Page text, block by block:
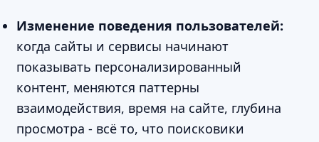
Изменение поведения пользователей:
когда сайты и сервисы начинают
показывать персонализированный
контент, меняются паттерны
взаимодействия, время на сайте, глубина
просмотра - всё то, что поисковики